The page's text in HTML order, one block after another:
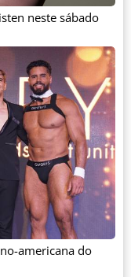
neste sábado
americana do